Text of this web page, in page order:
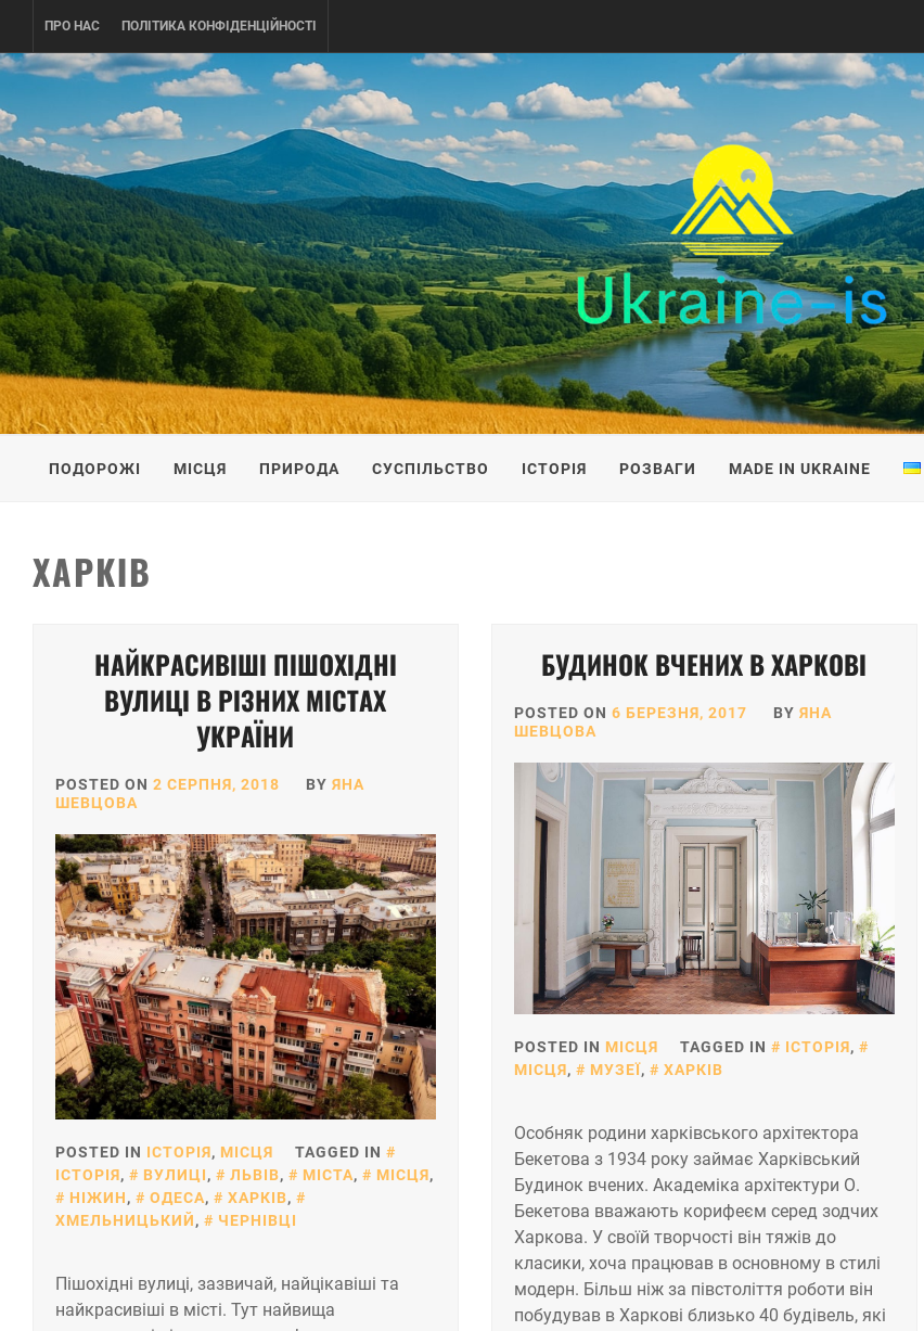
content
ПРО НАС ПОЛІТИКА КОНФІДЕНЦІЙНОСТІ
UKRAINE-IS
ПОДОРОЖI ПО УКРАЇНІ
ПОДОРОЖІ МІСЦЯ ПРИРОДА СУСПІЛЬСТВО ІСТОРІЯ РОЗВАГИ MADE IN UKRAINE
ХАРКІВ
НАЙКРАСИВІШІ ПІШОХІДНІ
ВУЛИЦІ В РІЗНИХ МІСТАХ
УКРАЇНИ
POSTED ON 2 СЕРПНЯ, 2018 BY ЯНА
ШЕВЦОВА
POSTED IN ІСТОРІЯ, МІСЦЯ
TAGGED IN
ІСТОРІЯ, ВУЛИЦІ, ЛЬВІВ, МІСТА, МІСЦЯ,
НІЖИН, ОДЕСА, ХАРКІВ,
ХМЕЛЬНИЦЬКИЙ, ЧЕРНІВЦІ
Пішохідні вулиці, зазвичай, найцікавіші та
найкрасивіші в місті. Тут найвища
БУДИНОК ВЧЕНИХ В ХАРКОВІ
POSTED ON 6 БЕРЕЗНЯ, 2017 BY ЯНА
ШЕВЦОВА
POSTED IN МІСЦЯ TAGGED IN ІСТОРІЯ,
МІСЦЯ, МУЗЕЇ, ХАРКІВ
Особняк родини харківського архітектора
Бекетова з 1934 року займає Харківський
Будинок вчених. Академіка архітектури О.
Бекетова вважають корифеєм серед зодчих
Харкова. У своїй творчості він тяжів до
класики, хоча працював в основному в стилі
модерн. Більш ніж за півстоліття роботи він
побудував в Харкові близько 40 будівель, які